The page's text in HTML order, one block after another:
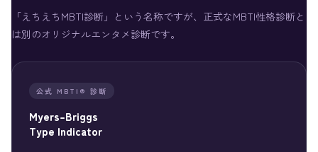
「えちえちMBTI診断」という名称ですが、正式なMBTI性格診断と
は別のオリジナルエンタメ診断です。
公式 MBTI® 診断
Myers-Briggs
Type Indicator